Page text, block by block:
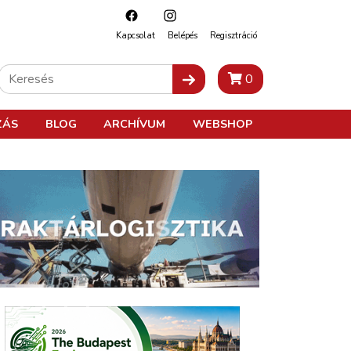
Kapcsolat Belépés Regisztráció
0
BLOG ARCHÍVUM WEBSHOP